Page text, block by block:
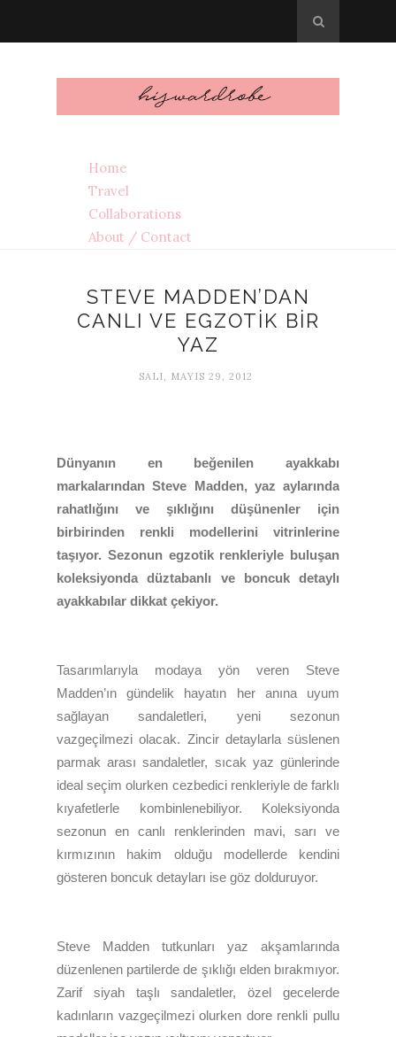
Home
Travel
Collaborations
About / Contact
STEVE MADDEN’DAN
CANLI VE EGZOTİK BİR
YAZ
SALI, MAYIS 29, 2012
Dünyanın en beğenilen ayakkabı
markalarından Steve Madden, yaz aylarında
rahatlığını ve şıklığını düşünenler için
birbirinden renkli modellerini vitrinlerine
taşıyor. Sezonun egzotik renkleriyle buluşan
koleksiyonda düztabanlı ve boncuk detaylı
ayakkabılar dikkat çekiyor.
Tasarımlarıyla modaya yön veren Steve
Madden’ın gündelik hayatın her anına uyum
sağlayan sandaletleri, yeni sezonun
vazgeçilmezi olacak. Zincir detaylarla süslenen
parmak arası sandaletler, sıcak yaz günlerinde
ideal seçim olurken cezbedici renkleriyle de farklı
kıyafetlerle kombinlenebiliyor. Koleksiyonda
sezonun en canlı renklerinden mavi, sarı ve
kırmızının hakim olduğu modellerde kendini
gösteren boncuk detayları ise göz dolduruyor.
Steve Madden tutkunları yaz akşamlarında
düzenlenen partilerde de şıklığı elden bırakmıyor.
Zarif siyah taşlı sandaletler, özel gecelerde
kadınların vazgeçilmezi olurken dore renkli pullu